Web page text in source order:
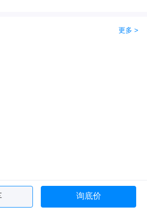
更多 >
询底价